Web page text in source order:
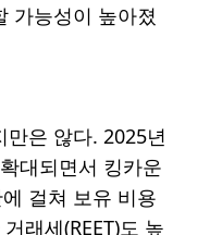
가능성이 높아졌
은 않다. 2025년
대되면서 킹카운
걸쳐 보유 비용
래세(REET)도 높